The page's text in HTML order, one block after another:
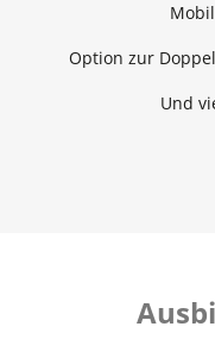
Option zur
Und